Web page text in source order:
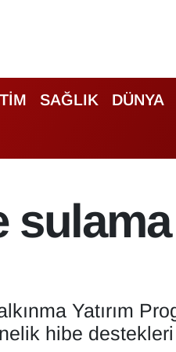
SAĞLIK DÜNYA
Yatırım
hibe